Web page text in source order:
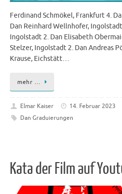
Ferdinand Schmökel, Frankfurt 4.
Dan Reinhard Wellnhofer,
Ingolstadt 2. Dan Elisabeth
Stelzer, Ingolstadt 2. Dan Andreas
Krause, Eichstätt…
mehr …
Elmar Kaiser 14. Februar 2023
Dan Graduierungen
Kata der Film auf